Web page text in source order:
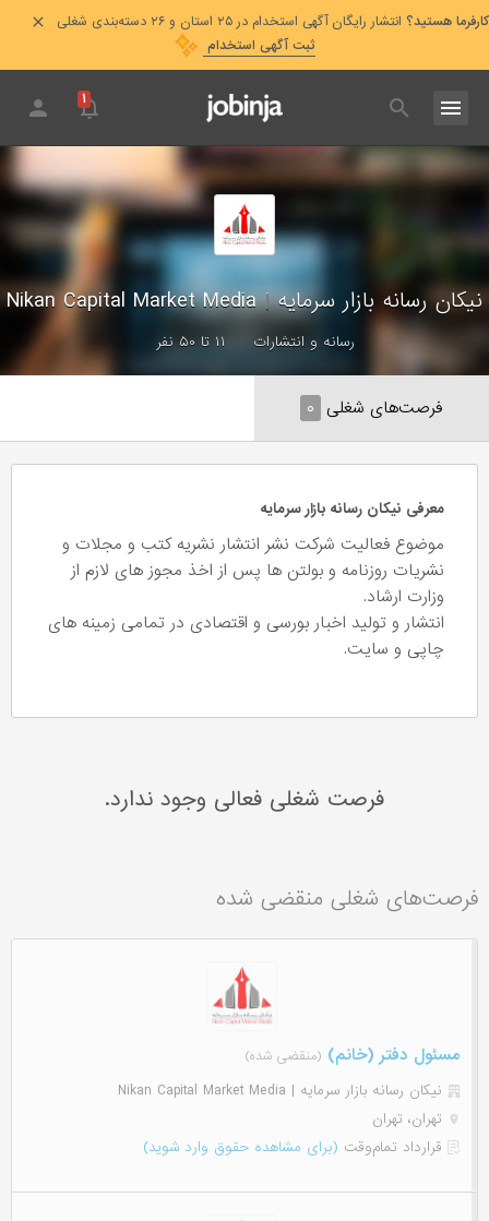
کارفرما هستید؟ انتشار رایگان آگهی استخدام در ۲۵ استان و ۲۶ دسته‌بندی شغلی
ثبت آگهی استخدام
۱
نیکان رسانه بازار سرمایه|
Nikan Capital Market Media
رسانه و انتشارات ۱۱ تا ۵۰ نفر
فرصت‌های شغلی ۰
معرفی نیکان رسانه بازار سرمایه
موضوع فعالیت شرکت نشر انتشار نشریه کتب و مجلات و
نشریات روزنامه و بولتن ها پس از اخذ مجوز های لازم از
وزارت ارشاد.
انتشار و تولید اخبار بورسی و اقتصادی در تمامی زمینه های
چاپی و سایت.
فرصت شغلی فعالی وجود ندارد.
فرصت‌های شغلی منقضی شده
مسئول دفتر (خانم) (منقضی شده)
نیکان رسانه بازار سرمایه | Nikan Capital Market Media
تهران، تهران
قرارداد تمام‌وقت (برای مشاهده حقوق وارد شوید)